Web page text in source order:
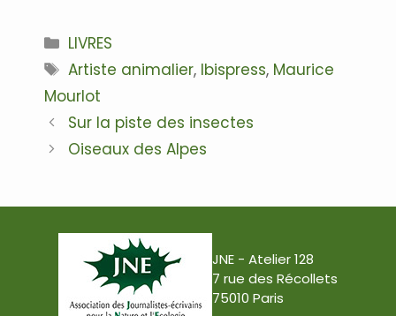
Catégories
LIVRES
Étiquettes
Artiste animalier, Ibispress, Maurice
Mourlot
Navigation
des
Sur la piste des insectes
Oiseaux des Alpes
JNE - Atelier 128
7 rue des Récollets
75010 Paris